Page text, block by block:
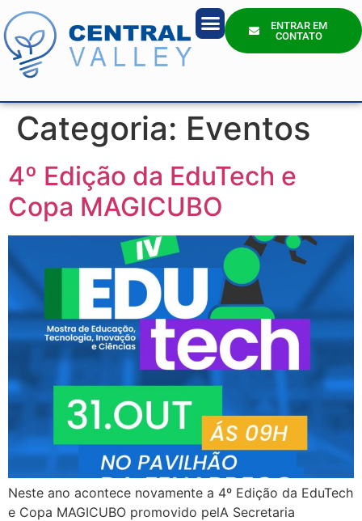
ENTRAR EM
CONTATO
Categoria: Eventos
4º Edição da EduTech e
Copa MAGICUBO
Neste ano acontece novamente a 4º Edição da EduTech
e Copa MAGICUBO promovido pelA Secretaria